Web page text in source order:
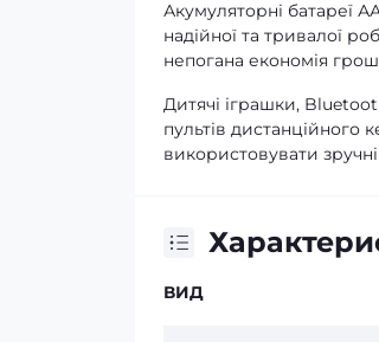
Акумуляторні батареї
надійної та тривалої
непогана економія
Дитячі іграшки,
пультів дистанційного
використовувати
ВИД